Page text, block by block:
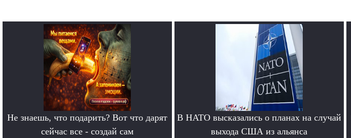
Не знаешь, что подарить? Вот что дарят
сейчас все - создай сам
В НАТО высказались о планах на случай
выхода США из альянса